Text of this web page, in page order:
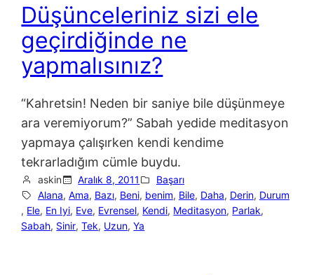
Düşünceleriniz sizi ele
geçirdiğinde ne
yapmalısınız?
“Kahretsin! Neden bir saniye bile düşünmeye
ara veremiyorum?” Sabah yedide meditasyon
yapmaya çalışırken kendi kendime
tekrarladığım cümle buydu.
askin Aralık 8, 2011
Başarı
Alana, Ama, Bazı, Beni, benim, Bile, Daha, Derin, Durum
, Ele, En Iyi, Eve, Evrensel, Kendi, Meditasyon, Parlak,
Sabah, Sinir, Tek, Uzun, Ya